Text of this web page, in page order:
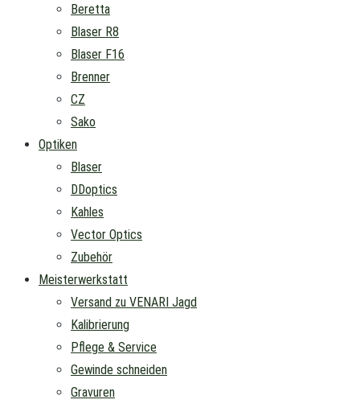
Beretta
Blaser R8
Blaser F16
Brenner
CZ
Sako
Optiken
Blaser
DDoptics
Kahles
Vector Optics
Zubehör
Meisterwerkstatt
Versand zu VENARI Jagd
Kalibrierung
Pflege & Service
Gewinde schneiden
Gravuren